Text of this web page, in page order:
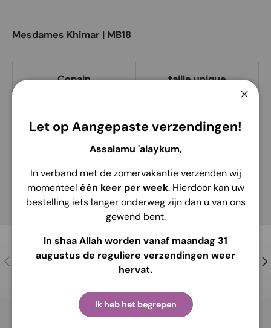
Mesdames Khimar | MB18
Copain taille unique
Longueur du dos
Let op Aangepaste verzendingen!
Assalamu 'alaykum,
In verband met de zomervakantie verzenden wij
momenteel één keer per week. Hierdoor kan uw
bestelling iets langer onderweg zijn dan u van ons
gewend bent.
In shaa Allah worden vanaf maandag 31
augustus de reguliere verzendingen weer
hervat.
Ik heb het begrepen
Précédent
Contactez-nous
Pour de l’aide et des conseils !
Retour en haut